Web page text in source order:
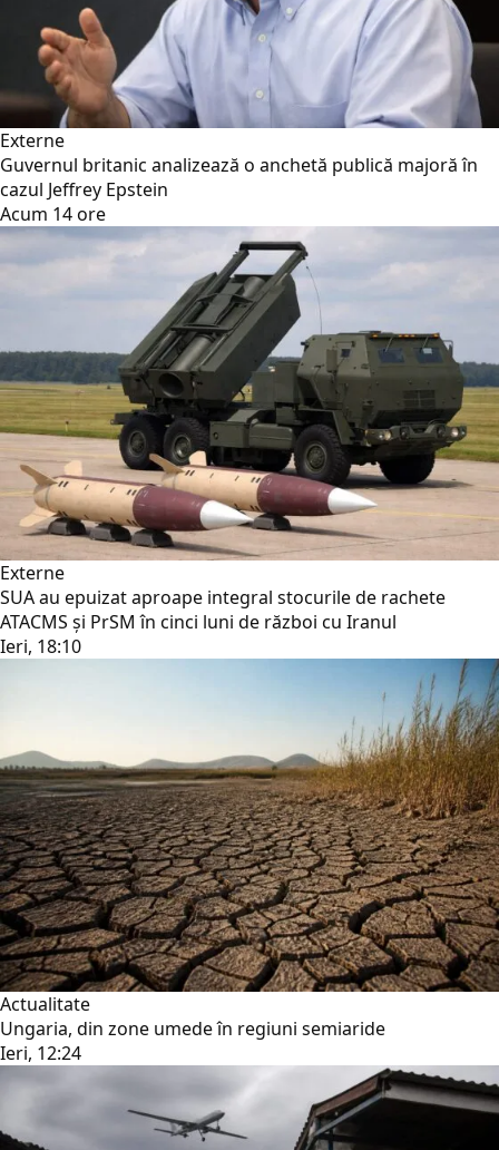
Externe
Guvernul britanic analizează o anchetă publică majoră în
cazul Jeffrey Epstein
Acum 14 ore
Externe
SUA au epuizat aproape integral stocurile de rachete
ATACMS și PrSM în cinci luni de război cu Iranul
Ieri, 18:10
Actualitate
Ungaria, din zone umede în regiuni semiaride
Ieri, 12:24